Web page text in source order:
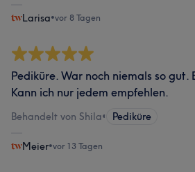
Larisa•vor 8 Tagen
Pediküre. War noch niemals so
Kann ich nur jedem empfehlen.
Behandelt von Shila• Pediküre
Meier•vor 13 Tagen